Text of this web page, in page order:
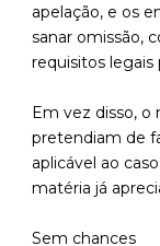
apelação, e os
sanar omissão,
requisitos legais
Em vez disso,
pretendiam de
aplicável ao
matéria já
Sem chances